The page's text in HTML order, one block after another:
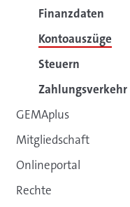
Finanzdaten
Kontoauszüge
Steuern
Zahlungsverkehr
GEMAplus
Mitgliedschaft
Onlineportal
Rechte